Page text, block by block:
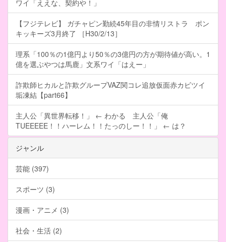
ワイ「ええな、契約や！」
【フジテレビ】 ガチャピン勤続45年目の非情リストラ ポン
キッキーズ3月終了 ［H30/2/13］
理系「100％の1億円より50％の3億円の方が期待値が高い。1
億を選ぶやつは馬鹿」文系ワイ「はえー」
詐欺師ヒカルと詐欺グループVAZ関コレ追放仮面赤カビツイ
垢凍結【part66】
主人公「異世界転移！」 ← わかる 主人公「俺
TUEEEEE！！ハーレム！！たっのしー！！」 ← は？
ジャンル
芸能 (397)
スポーツ (3)
漫画・アニメ (3)
社会・生活 (2)